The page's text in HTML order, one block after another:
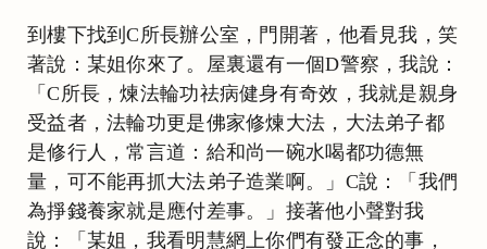
到樓下找到C所長辦公室，門開著，他看見我，笑
著說：某姐你來了。屋裏還有一個D警察，我說：
「C所長，煉法輪功祛病健身有奇效，我就是親身
受益者，法輪功更是佛家修煉大法，大法弟子都
是修行人，常言道：給和尚一碗水喝都功德無
量，可不能再抓大法弟子造業啊。」C說：「我們
為掙錢養家就是應付差事。」接著他小聲對我
說：「某姐，我看明慧網上你們有發正念的事，